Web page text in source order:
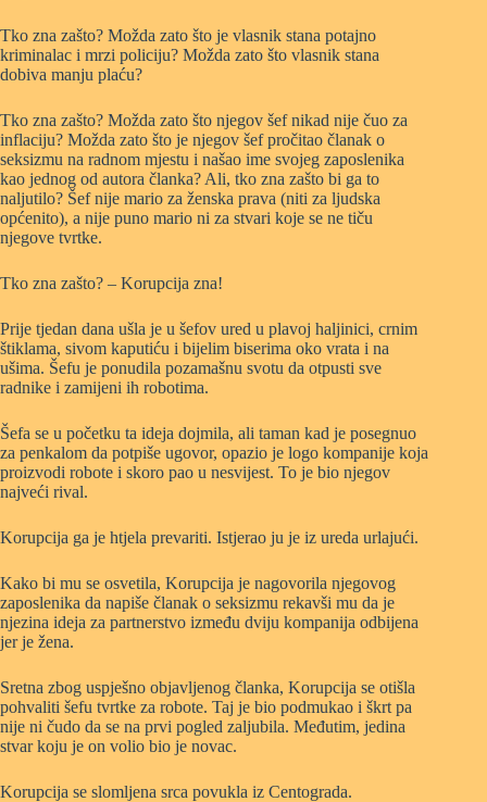
Tko zna zašto? Možda zato što je vlasnik stana potajno
kriminalac i mrzi policiju? Možda zato što vlasnik stana
dobiva manju plaću?
Tko zna zašto? Možda zato što njegov šef nikad nije čuo za
inflaciju? Možda zato što je njegov šef pročitao članak o
seksizmu na radnom mjestu i našao ime svojeg zaposlenika
kao jednog od autora članka? Ali, tko zna zašto bi ga to
naljutilo? Šef nije mario za ženska prava (niti za ljudska
općenito), a nije puno mario ni za stvari koje se ne tiču
njegove tvrtke.
Tko zna zašto? – Korupcija zna!
Prije tjedan dana ušla je u šefov ured u plavoj haljinici, crnim
štiklama, sivom kaputiću i bijelim biserima oko vrata i na
ušima. Šefu je ponudila pozamašnu svotu da otpusti sve
radnike i zamijeni ih robotima.
Šefa se u početku ta ideja dojmila, ali taman kad je posegnuo
za penkalom da potpiše ugovor, opazio je logo kompanije koja
proizvodi robote i skoro pao u nesvijest. To je bio njegov
najveći rival.
Korupcija ga je htjela prevariti. Istjerao ju je iz ureda urlajući.
Kako bi mu se osvetila, Korupcija je nagovorila njegovog
zaposlenika da napiše članak o seksizmu rekavši mu da je
njezina ideja za partnerstvo između dviju kompanija odbijena
jer je žena.
Sretna zbog uspješno objavljenog članka, Korupcija se otišla
pohvaliti šefu tvrtke za robote. Taj je bio podmukao i škrt pa
nije ni čudo da se na prvi pogled zaljubila. Međutim, jedina
stvar koju je on volio bio je novac.
Korupcija se slomljena srca povukla iz Centograda.